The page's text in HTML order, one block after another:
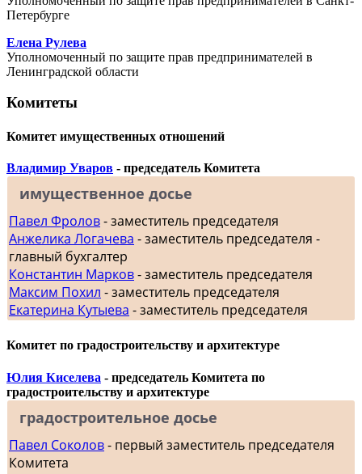
Петербурге
Елена Рулева
Уполномоченный по защите прав предпринимателей в
Ленинградской области
Комитеты
Комитет имущественных отношений
Владимир Уваров - председатель Комитета
имущественное досье
Павел Фролов- заместитель председателя
Анжелика Логачева - заместитель председателя -
главный бухгалтер
Константин Марков- заместитель председателя
Максим Похил - заместитель председателя
Екатерина Кутыева - заместитель председателя
Комитет по градостроительству и архитектуре
Юлия Киселева - председатель Комитета по
градостроительству и архитектуре
градостроительное досье
Павел Соколов- первый заместитель председателя
Комитета